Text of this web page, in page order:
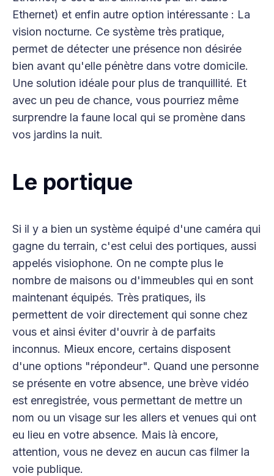
Ethernet) et enfin autre option intéressante : La
vision nocturne. Ce système très pratique,
permet de détecter une présence non désirée
bien avant qu'elle pénètre dans votre domicile.
Une solution idéale pour plus de tranquillité. Et
avec un peu de chance, vous pourriez même
surprendre la faune local qui se promène dans
vos jardins la nuit.
Le portique
Si il y a bien un système équipé d'une caméra qui
gagne du terrain, c'est celui des portiques, aussi
appelés visiophone. On ne compte plus le
nombre de maisons ou d'immeubles qui en sont
maintenant équipés. Très pratiques, ils
permettent de voir directement qui sonne chez
vous et ainsi éviter d'ouvrir à de parfaits
inconnus. Mieux encore, certains disposent
d'une options "répondeur". Quand une personne
se présente en votre absence, une brève vidéo
est enregistrée, vous permettant de mettre un
nom ou un visage sur les allers et venues qui ont
eu lieu en votre absence. Mais là encore,
attention, vous ne devez en aucun cas filmer la
voie publique.